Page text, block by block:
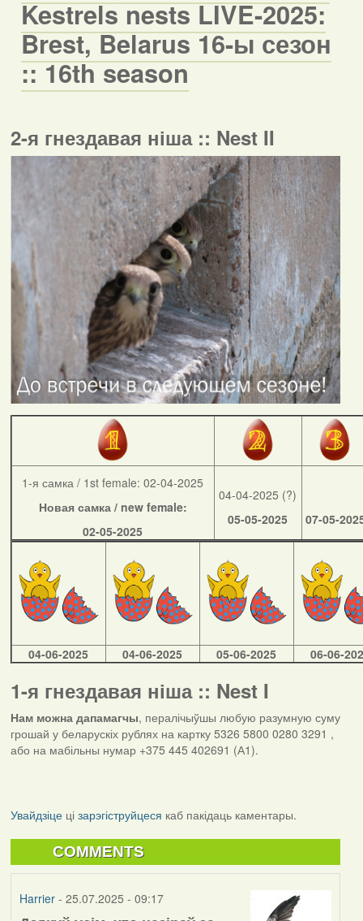
Kestrels nests LIVE-2025:
Brest, Belarus 16-ы сезон
:: 16th season
2-я гнездавая ніша :: Nest II
1-я самка / 1st female: 02-04-2025
Новая самка / new female:
02-05-2025
04-04-2025 (?)
05-05-2025
07-05-
04-06-2025 04-06-2025 05-06-2025 06-06-
1-я гнездавая ніша :: Nest I
Нам можна дапамагчы, пералічыўшы любую разумную суму
грошай у беларускіх рублях на картку 5326 5800 0280 3291 ,
або на мабільны нумар +375 445 402691 (А1).
Увайдзіцеці зарэгіструйцеся каб пакідаць каментары.
COMMENTS
Harrier- 25.07.2025 - 09:17